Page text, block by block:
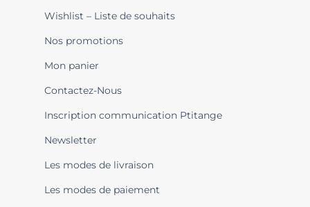
Wishlist – Liste de souhaits
Nos promotions
Mon panier
Contactez-Nous
Inscription communication Ptitange
Newsletter
Les modes de livraison
Les modes de paiement